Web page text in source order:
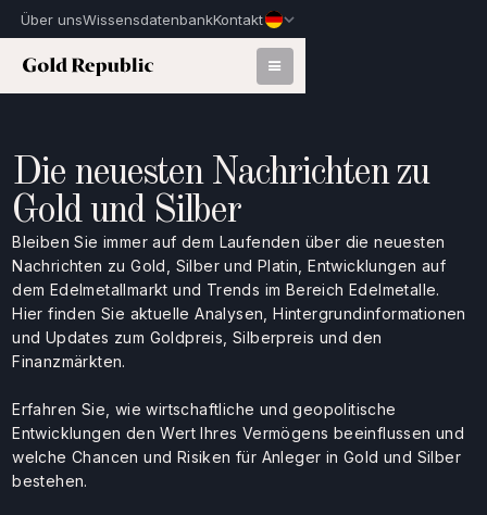
Über unsWissensdatenbankKontakt
Die neuesten Nachrichten zu
Gold und Silber
Bleiben Sie immer auf dem Laufenden über die neuesten
Nachrichten zu Gold, Silber und Platin, Entwicklungen auf
dem Edelmetallmarkt und Trends im Bereich Edelmetalle.
Hier finden Sie aktuelle Analysen, Hintergrundinformationen
und Updates zum Goldpreis, Silberpreis und den
Finanzmärkten.
Erfahren Sie, wie wirtschaftliche und geopolitische
Entwicklungen den Wert Ihres Vermögens beeinflussen und
welche Chancen und Risiken für Anleger in Gold und Silber
bestehen.